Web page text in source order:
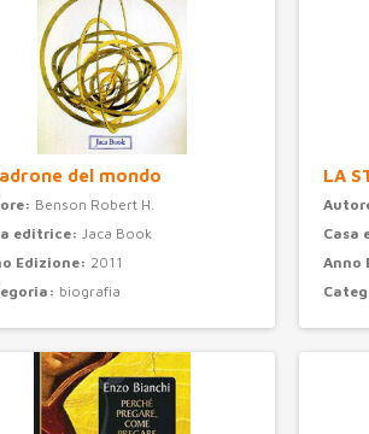
del mondo
Benson Robert H.
editrice: Jaca Book
Edizione: 2011
biografia
LA
Casa
Anno